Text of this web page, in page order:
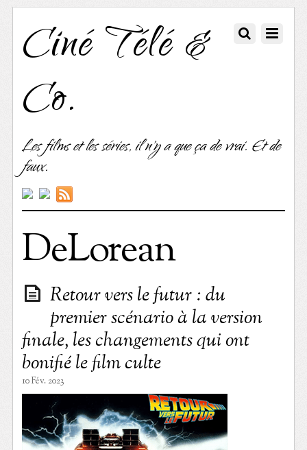
Ciné Télé &
Co.
Les films et les séries, il n'y a que ça de vrai. Et de
faux.
DeLorean
Retour vers le futur : du
premier scénario à la version
finale, les changements qui ont
bonifié le film culte
10 Fév. 2023